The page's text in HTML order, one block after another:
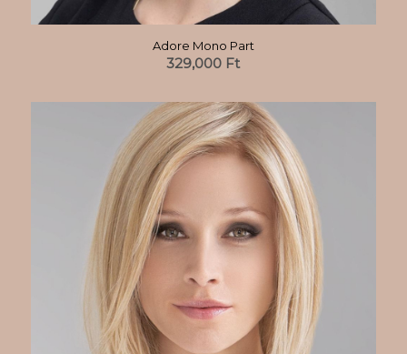
Adore Mono Part
329,000 Ft